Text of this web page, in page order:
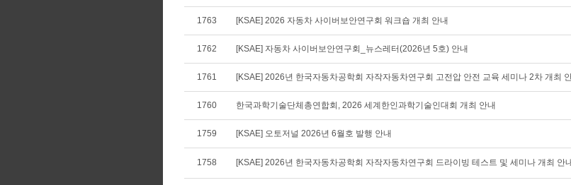
1763 [KSAE] 2026 자동차 사이버보안연구회 워크숍 개최 안내
1762 [KSAE] 자동차 사이버보안연구회_뉴스레터(2026년 5호) 안내
1761 [KSAE] 2026년 한국자동차공학회 자작자동차연구회 고전압 안전 교육 세미나 2차 개최
1760 한국과학기술단체총연합회, 2026 세계한인과학기술인대회 개최 안내
1759 [KSAE] 오토저널 2026년 6월호 발행 안내
1758 [KSAE] 2026년 한국자동차공학회 자작자동차연구회 드라이빙 테스트 및 세미나 개최 안